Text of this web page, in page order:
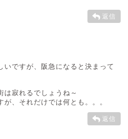
返信
いですが、阪急になると決まって
は寂れるでしょうね～
、それだけでは何とも。。。
返信